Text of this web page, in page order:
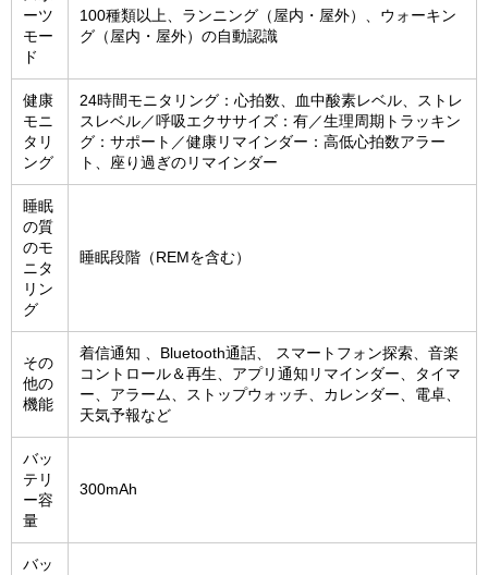
ーツ
モー
ド
100種類以上、ランニング（屋内・屋外）、ウォーキン
グ（屋内・屋外）の自動認識
健康
モニ
タリ
ング
24時間モニタリング：心拍数、血中酸素レベル、ストレ
スレベル／呼吸エクササイズ：有／生理周期トラッキン
グ：サポート／健康リマインダー：高低心拍数アラー
ト、座り過ぎのリマインダー
睡眠
の質
のモ
ニタ
リン
グ
睡眠段階（REMを含む）
その
他の
機能
着信通知 、Bluetooth通話、 スマートフォン探索、音楽
コントロール＆再生、アプリ通知リマインダー、タイマ
ー、アラーム、ストップウォッチ、カレンダー、電卓、
天気予報など
バッ
テリ
ー容
量
300mAh
バッ